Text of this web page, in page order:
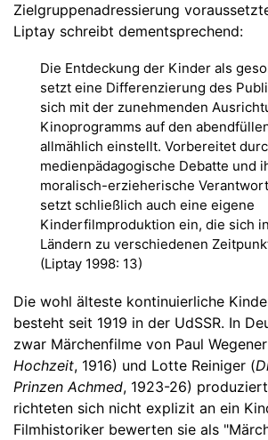
Zielgruppenadressierung
Liptay schreibt dementsprechend:
Die Entdeckung der Kinder als
setzt eine Differenzierung des
sich mit der zunehmenden
Kinoprogramms auf den
allmählich einstellt. Vorbereitet
medienpädagogische Debatte und
moralisch-erzieherische
setzt schließlich auch eine eigene
Kinderfilmproduktion ein, die sich
Ländern zu verschiedenen
(Liptay 1998: 13)
Die wohl älteste kontinuierliche
besteht seit 1919 in der UdSSR. In
zwar Märchenfilme von Paul
Hochzeit, 1916) und Lotte Reiniger (
Prinzen Achmed, 1923-26)
richteten sich nicht explizit an ein
Filmhistoriker bewerten sie als